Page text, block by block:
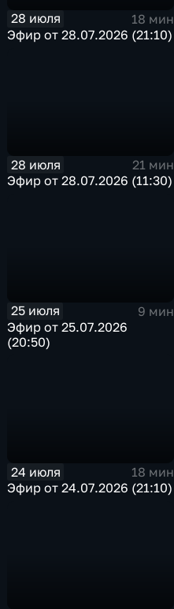
28 июля
18 мин
Эфир от 28.07.2026 (21:10)
28 июля
21 мин
Эфир от 28.07.2026 (11:30)
25 июля
9 мин
Эфир от 25.07.2026
(20:50)
24 июля
18 мин
Эфир от 24.07.2026 (21:10)